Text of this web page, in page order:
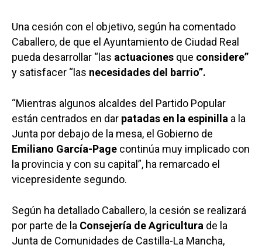
Una cesión con el objetivo, según ha comentado
Caballero, de que el Ayuntamiento de Ciudad Real
pueda desarrollar “las actuaciones que considere”
y satisfacer “las necesidades del barrio”.
“Mientras algunos alcaldes del Partido Popular
están centrados en dar patadas en la espinilla a la
Junta por debajo de la mesa, el Gobierno de
Emiliano García-Page continúa muy implicado con
la provincia y con su capital”, ha remarcado el
vicepresidente segundo.
Según ha detallado Caballero, la cesión se realizará
por parte de la Consejería de Agricultura de la
Junta de Comunidades de Castilla-La Mancha,